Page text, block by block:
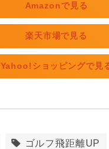
Amazonで見る
楽天市場で見る
Yahoo!ショッピングで見
ゴルフ飛距離UP